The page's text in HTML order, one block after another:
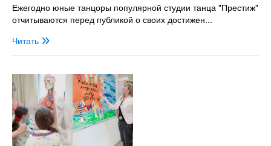
Ежегодно юные танцоры популярной студии танца "Престиж"
отчитываются перед публикой о своих достижен...
Читать